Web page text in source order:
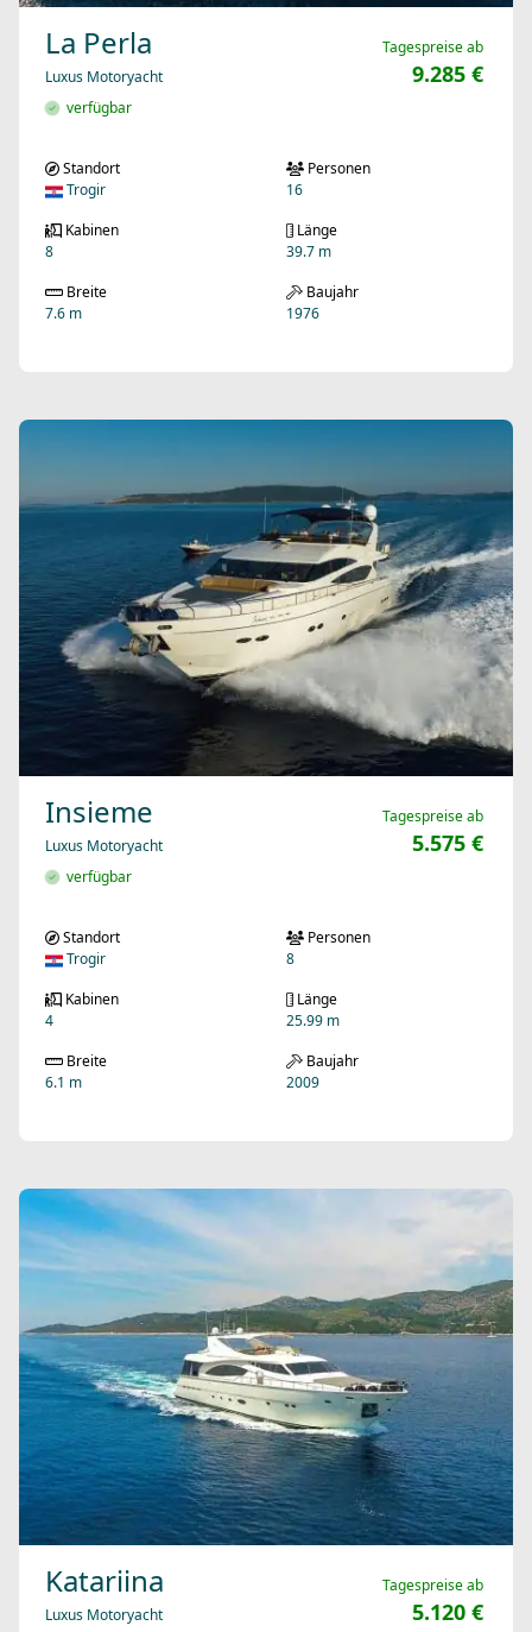
La Perla
Luxus Motoryacht
verfügbar
Tagespreise ab
9.285 €
Standort
Trogir
Personen
16
Kabinen
8
Länge
39.7 m
Breite
7.6 m
Baujahr
1976
Insieme
Luxus Motoryacht
verfügbar
Tagespreise ab
5.575 €
Standort
Trogir
Personen
8
Kabinen
4
Länge
25.99 m
Breite
6.1 m
Baujahr
2009
Katariina
Luxus Motoryacht
Tagespreise ab
5.120 €